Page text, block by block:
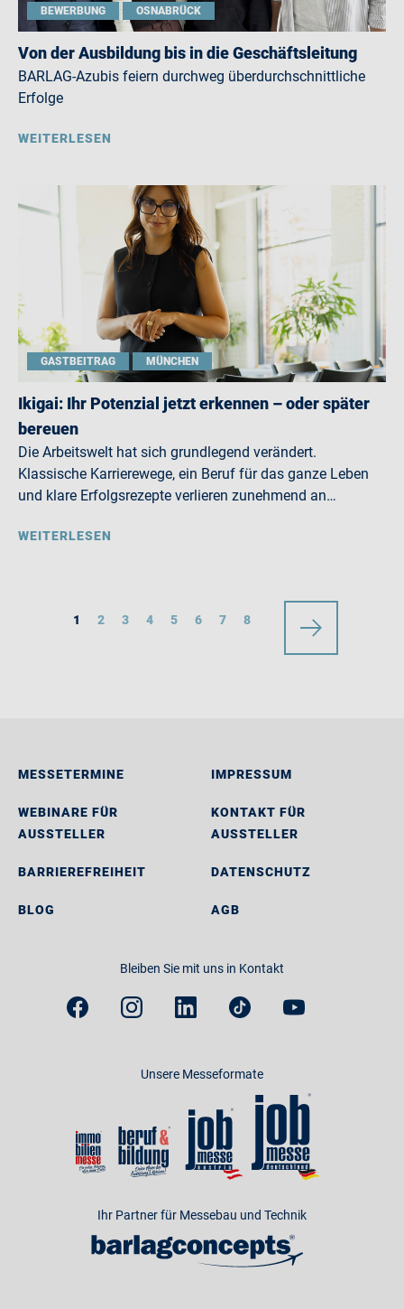
BEWERBUNG OSNABRÜCK
Von der Ausbildung bis in die Geschäftsleitung
BARLAG-Azubis feiern durchweg überdurchschnittliche
Erfolge
WEITERLESEN
GASTBEITRAG MÜNCHEN
Ikigai: Ihr Potenzial jetzt erkennen – oder später
bereuen
Die Arbeitswelt hat sich grundlegend verändert.
Klassische Karrierewege, ein Beruf für das ganze Leben
und klare Erfolgsrezepte verlieren zunehmend an…
WEITERLESEN
1 2 3 4 5 6 7 8
MESSETERMINE
WEBINARE FÜR
AUSSTELLER
BARRIEREFREIHEIT
BLOG
IMPRESSUM
KONTAKT FÜR
AUSSTELLER
DATENSCHUTZ
AGB
Bleiben Sie mit uns in Kontakt
Unsere Messeformate
Ihr Partner für Messebau und Technik